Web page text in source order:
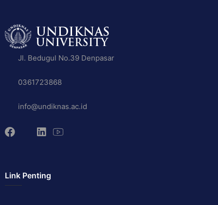
Jl. Bedugul No.39 Denpasar
0361723868
info@undiknas.ac.id
Link Penting